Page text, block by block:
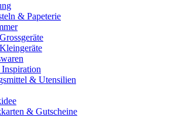
& Papeterie
Inspiration
& Utensilien
& Gutscheine